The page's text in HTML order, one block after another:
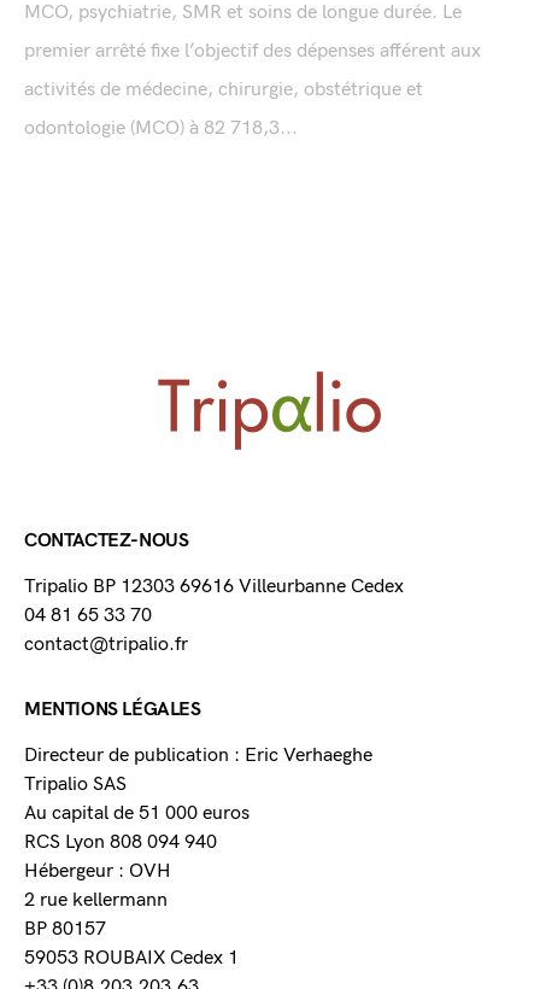
MCO, psychiatrie, SMR et soins de longue durée. Le
premier arrêté fixe l’objectif des dépenses afférent aux
activités de médecine, chirurgie, obstétrique et
odontologie (MCO) à 82 718,3...
CONTACTEZ-NOUS
Tripalio BP 12303 69616 Villeurbanne Cedex
04 81 65 33 70
contact@tripalio.fr
MENTIONS LÉGALES
Directeur de publication : Eric Verhaeghe
Tripalio SAS
Au capital de 51 000 euros
RCS Lyon 808 094 940
Hébergeur : OVH
2 rue kellermann
BP 80157
59053 ROUBAIX Cedex 1